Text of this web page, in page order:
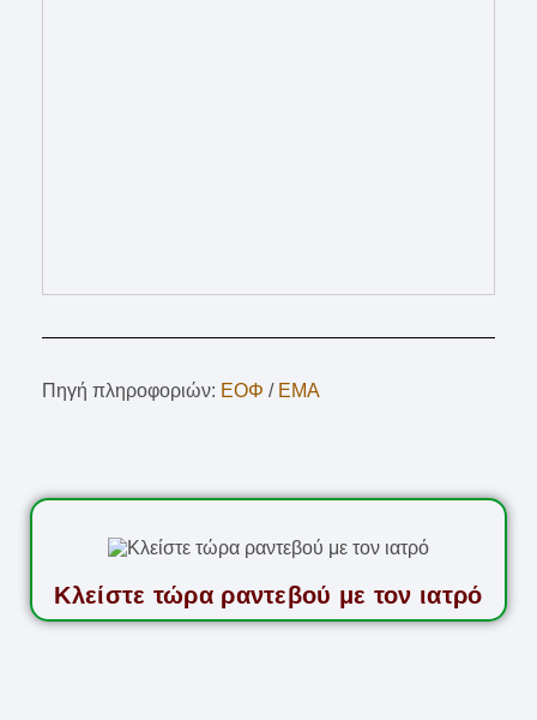
Πηγή πληροφοριών: ΕΟΦ / EMA
Κλείστε τώρα ραντεβού με τον ιατρό